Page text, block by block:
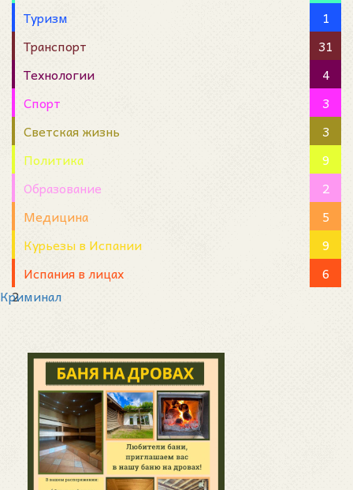
Туризм
1
Транспорт
31
Технологии
4
Спорт
3
Светская жизнь
3
Политика
9
Образование
2
Медицина
5
Курьезы в Испании
9
Испания в лицах
6
Криминал
2